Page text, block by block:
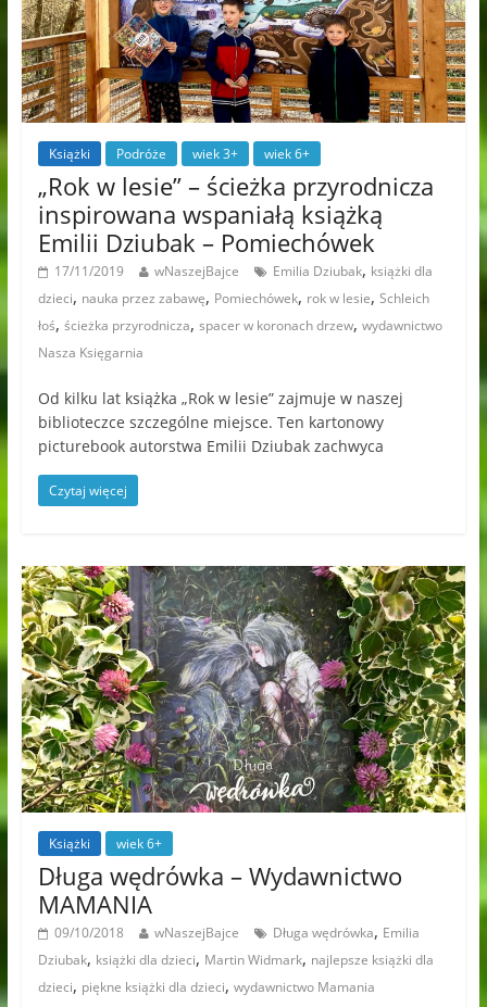
Książki Podróże wiek 3+ wiek 6+
„Rok w lesie” – ścieżka przyrodnicza
inspirowana wspaniałą książką
Emilii Dziubak – Pomiechówek
17/11/2019 wNaszejBajce Emilia Dziubak, książki dla
dzieci, nauka przez zabawę, Pomiechówek, rok w lesie, Schleich
łoś, ścieżka przyrodnicza, spacer w koronach drzew, wydawnictwo
Nasza Księgarnia
Od kilku lat książka „Rok w lesie” zajmuje w naszej
biblioteczce szczególne miejsce. Ten kartonowy
picturebook autorstwa Emilii Dziubak zachwyca
Czytaj więcej
Książki wiek 6+
Długa wędrówka – Wydawnictwo
MAMANIA
09/10/2018 wNaszejBajce Długa wędrówka, Emilia
Dziubak, książki dla dzieci, Martin Widmark, najlepsze książki dla
dzieci, piękne książki dla dzieci, wydawnictwo Mamania